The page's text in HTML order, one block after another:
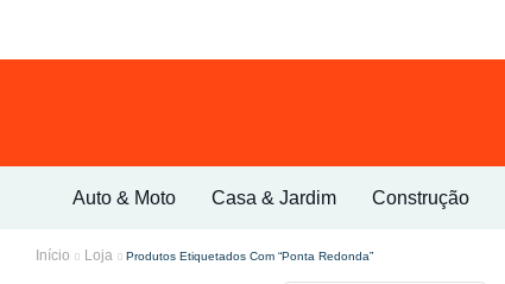
Auto & Moto Casa & Jardim Construção
Início Loja Produtos Etiquetados Com “ponta Redonda”